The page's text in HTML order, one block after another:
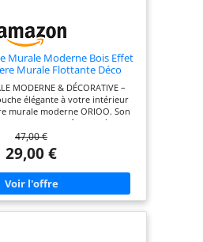
Murale Moderne Bois Effet
Murale Flottante Déco
Salle de Bain, Chambre,
Rangement Mural,
Decoration
MODERNE & DÉCORATIVE –
élégante à votre intérieur
murale moderne ORIOO. Son
finition effet chêne s'intègrent
un salon, une chambre, un
FINITION SOIGNÉE &
– Fabriquée en MDF E1
chêne naturel, cette étagère
un rendu chaleureux et
solution idéale pour décorer
IDÉALE POUR TOUTES
47,00 €
29,00 €